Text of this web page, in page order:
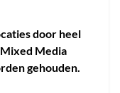
door heel
Media
gehouden.